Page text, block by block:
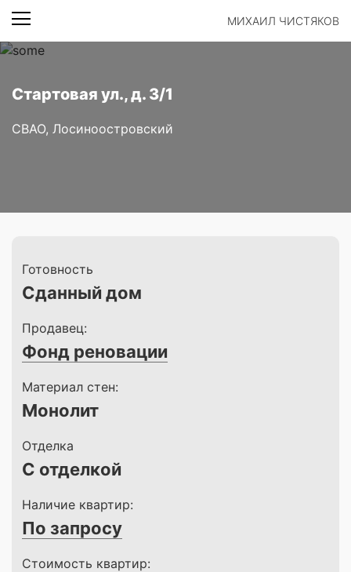
МИХАИЛ ЧИСТЯКОВ
Стартовая ул., д. 3/1
СВАО, Лосиноостровский
Готовность
Сданный дом
Продавец:
Фонд реновации
Материал стен:
Монолит
Отделка
С отделкой
Наличие квартир:
По запросу
Стоимость квартир: